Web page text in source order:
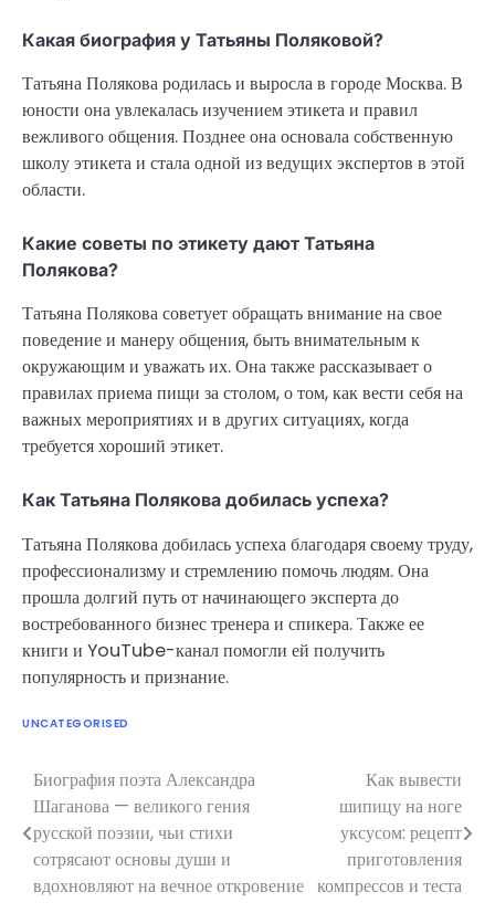
Какая биография у Татьяны Поляковой?
Татьяна Полякова родилась и выросла в городе Москва. В
юности она увлекалась изучением этикета и правил
вежливого общения. Позднее она основала собственную
школу этикета и стала одной из ведущих экспертов в этой
области.
Какие советы по этикету дают Татьяна
Полякова?
Татьяна Полякова советует обращать внимание на свое
поведение и манеру общения, быть внимательным к
окружающим и уважать их. Она также рассказывает о
правилах приема пищи за столом, о том, как вести себя на
важных мероприятиях и в других ситуациях, когда
требуется хороший этикет.
Как Татьяна Полякова добилась успеха?
Татьяна Полякова добилась успеха благодаря своему труду,
профессионализму и стремлению помочь людям. Она
прошла долгий путь от начинающего эксперта до
востребованного бизнес тренера и спикера. Также ее
книги и YouTube-канал помогли ей получить
популярность и признание.
UNCATEGORISED
Навигация
по
записям
Биография поэта Александра
Шаганова — великого гения
русской поэзии, чьи стихи
сотрясают основы души и
вдохновляют на вечное откровение
Как вывести
шипицу на ноге
уксусом: рецепт
приготовления
компрессов и теста